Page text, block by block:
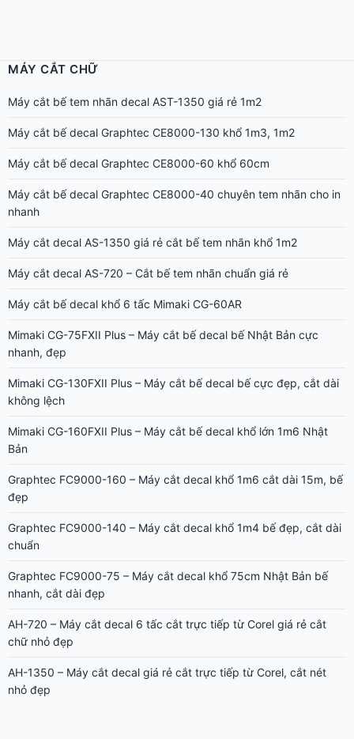
MÁY CẮT CHỮ
Máy cắt bế tem nhãn decal AST-1350 giá rẻ 1m2
Máy cắt bế decal Graphtec CE8000-130 khổ 1m3, 1m2
Máy cắt bế decal Graphtec CE8000-60 khổ 60cm
Máy cắt bế decal Graphtec CE8000-40 chuyên tem nhãn cho in
nhanh
Máy cắt decal AS-1350 giá rẻ cắt bế tem nhãn khổ 1m2
Máy cắt decal AS-720 – Cắt bế tem nhãn chuẩn giá rẻ
Máy cắt bế decal khổ 6 tấc Mimaki CG-60AR
Mimaki CG-75FXII Plus – Máy cắt bế decal bế Nhật Bản cực
nhanh, đẹp
Mimaki CG-130FXII Plus – Máy cắt bế decal bế cực đẹp, cắt dài
không lệch
Mimaki CG-160FXII Plus – Máy cắt bế decal khổ lớn 1m6 Nhật
Bản
Graphtec FC9000-160 – Máy cắt decal khổ 1m6 cắt dài 15m, bế
đẹp
Graphtec FC9000-140 – Máy cắt decal khổ 1m4 bế đẹp, cắt dài
chuẩn
Graphtec FC9000-75 – Máy cắt decal khổ 75cm Nhật Bản bế
nhanh, cắt dài đẹp
AH-720 – Máy cắt decal 6 tấc cắt trực tiếp từ Corel giá rẻ cắt
chữ nhỏ đẹp
AH-1350 – Máy cắt decal giá rẻ cắt trực tiếp từ Corel, cắt nét
nhỏ đẹp